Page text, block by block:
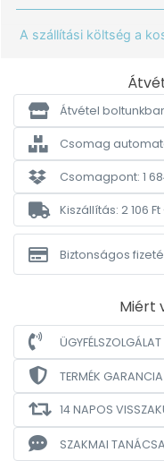
A szállítási költség a
Átvétel
Csomag
Csomagpont: 1
Kiszállítás: 2 106
Biztonságos
Miért
TERMÉK GARANCIA
14 NAPOS
SZAKMAI